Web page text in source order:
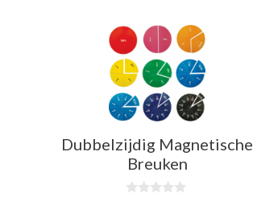
Dubbelzijdig Magnetische
Breuken